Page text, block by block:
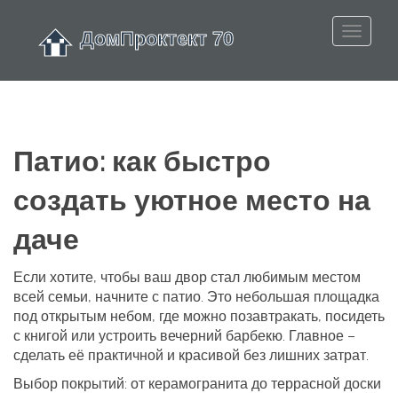
Патио: как быстро
создать уютное место на
даче
Если хотите, чтобы ваш двор стал любимым местом
всей семьи, начните с патио. Это небольшая площадка
под открытым небом, где можно позавтракать, посидеть
с книгой или устроить вечерний барбекю. Главное –
сделать её практичной и красивой без лишних затрат.
Выбор покрытий: от керамогранита до террасной доски